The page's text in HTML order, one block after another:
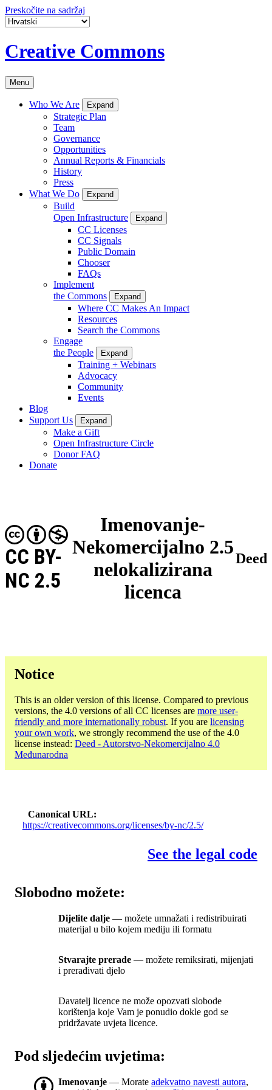
Preskočite na sadržaj
Creative Commons
Menu
Who We Are Expand
Strategic Plan
Team
Governance
Opportunities
Annual Reports & Financials
History
Press
What We Do
Expand
Build
Open Infrastructure
Expand
CC Licenses
CC Signals
Public Domain
Chooser
FAQs
Implement
the Commons
Expand
Where CC Makes An Impact
Resources
Search the Commons
Engage
the People
Expand
Training + Webinars
Advocacy
Community
Events
Blog
Support Us
Expand
Make a Gift
Open Infrastructure Circle
Donor FAQ
Donate
Imenovanje-
Nekomercijalno 2.5
nelokalizirana
licenca
CC BY-
NC 2.5
Deed
Notice
This is an older version of this license. Compared to previous
versions, the 4.0 versions of all CC licenses are more user-
friendly and more internationally robust. If you are licensing
your own work, we strongly recommend the use of the 4.0
license instead: Deed - Autorstvo-Nekomercijalno 4.0
Međunarodna
Canonical URL
https://creativecommons.org/licenses/by-nc/2.5/
See the legal code
Slobodno možete:
Dijelite dalje — možete umnažati i redistribuirati
materijal u bilo kojem mediju ili formatu
Stvarajte prerade — možete remiksirati, mijenjati
i prerađivati djelo
Davatelj licence ne može opozvati slobode
korištenja koje Vam je ponudio dokle god se
pridržavate uvjeta licence.
Pod sljedećim uvjetima:
Imenovanje — Morate adekvatno navesti autora,